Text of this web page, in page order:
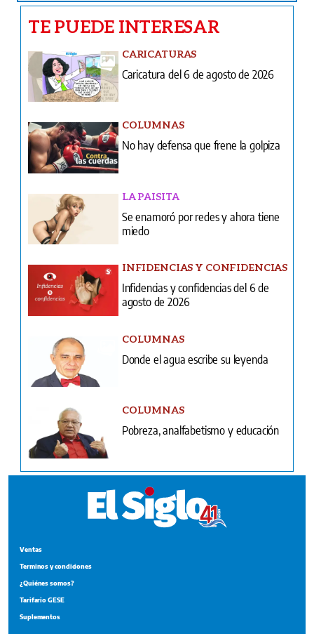
TE PUEDE INTERESAR
CARICATURAS
Caricatura del 6 de agosto de 2026
COLUMNAS
No hay defensa que frene la golpiza
LA PAISITA
Se enamoró por redes y ahora tiene
miedo
INFIDENCIAS Y CONFIDENCIAS
Infidencias y confidencias del 6 de
agosto de 2026
COLUMNAS
Donde el agua escribe su leyenda
COLUMNAS
Pobreza, analfabetismo y educación
Ventas
Terminos y condiciones
¿Quiénes somos?
Tarifario GESE
Suplementos